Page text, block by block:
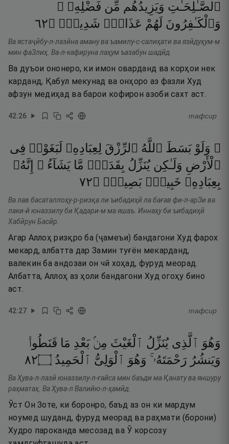
ٱلصَّـٰلِحَـٰتِ وَيَزِيدُهُم مِّن فَضْلِهِۦ ۚ
وَٱلْكَـٰفِرُونَ لَهُمْ عَذَابٌۭ شَدِيدٌۭ ۝٢٦
Ва ястаҷӣбу-л-лазӣна аману ва ъамилу-с-салиҳати ва язӣдуҳум-м
мин фаЗлиҳ. Ва-л-кафируна лаҳум ъазабун шадӣд.
Ва дуъои ононеро, ки имон оварданд ва корҳои нек
карданд, Қабул мекунад ва онҳоро аз фазли Худ
афзун медиҳад ва барои кофирон азоби сахт аст.
42:26 тафсир
۞ وَلَوْ بَسَطَ ٱللَّهُ ٱلرِّزْقَ لِعِبَادِهِۦ لَبَغَوْا۟ فِى
ٱلْأَرْضِ وَلَـٰكِن يُنَزِّلُ بِقَدَرٍۢ مَّا يَشَآءُ ۚ إِنَّهُۥ
بِعِبَادِهِۦ خَبِيرٌۢ بَصِيرٌۭ ۝٢٧
Ва лав басаталлоҳу-р-ризқа ли ъибадиҳӣ ла бағав фи-л-арЗи ва
лаки-й юназзилу би Қадари-м ма яшаъ. Иннаҳу би ъибадиҳӣ
Хабӣрун Басӣр.
Агар Аллоҳ ризқро ба (ҷамеъи) бандагони Худ фарох
мекард, албатта дар Замин туғён мекарданд,
валекин ба андозаи он чӣ хоҳад, фуруд меорад.
Албатта, Аллоҳ аз ҳоли бандагони Худ огоҳу бино
аст.
42:27 тафсир
وَهُوَ ٱلَّذِى يُنَزِّلُ ٱلْغَيْثَ مِنۢ بَعْدِ مَا قَنَطُوا۟
وَيَنشُرُ رَحْمَتَهُۥ ۚ وَهُوَ ٱلْوَلِىُّ ٱلْحَمِيدُ ۝٢٨
Ва Ҳува-л-лазӣ юназзилу-л-ғайса мин баъди ма Қанату ва яншуру
раҳматаҳ. Ва Ҳува-л Валийю-л-ҳамӣд.
Ӯст Он Зоте, ки боронро, баъд аз он ки мардум
ноумед шуданд, фуруд меорад ва раҳмати (борони)
Худро пароканда месозад ва Ӯ корсозу